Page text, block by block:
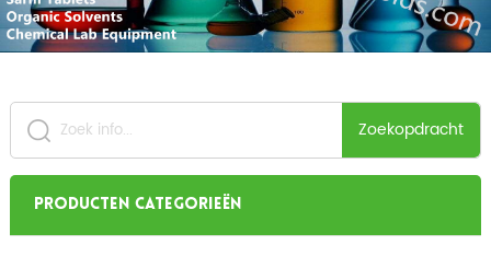
Zoekopdracht
Producten categorieën